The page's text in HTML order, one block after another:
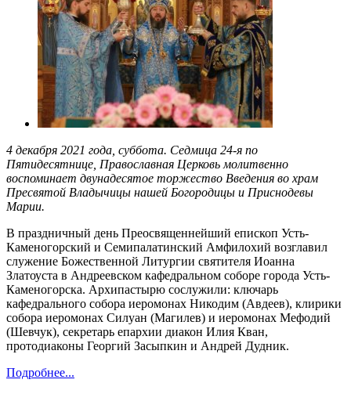
4 декабря 2021 года, суббота. Седмица 24-я по
Пятидесятнице, Православная Церковь молитвенно
воспоминает двунадесятое торжество Введения во храм
Пресвятой Владычицы нашей Богородицы и Приснодевы
Марии.
В праздничный день Преосвященнейший епископ Усть-
Каменогорский и Семипалатинский Амфилохий возглавил
служение Божественной Литургии святителя Иоанна
Златоуста в Андреевском кафедральном соборе города Усть-
Каменогорска. Архипастырю сослужили: ключарь
кафедрального собора иеромонах Никодим (Авдеев), клирики
собора иеромонах Силуан (Магилев) и иеромонах Мефодий
(Шевчук), секретарь епархии диакон Илия Кван,
протодиаконы Георгий Засыпкин и Андрей Дудник.
Подробнее...